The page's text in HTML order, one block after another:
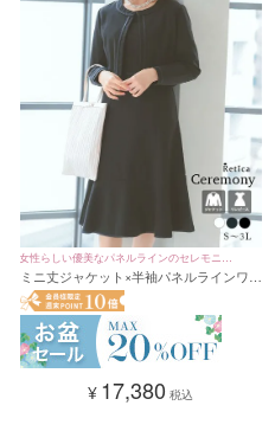
女性らしい優美なパネルラインのセレモニー
スーツ♪
ミニ丈ジャケット×半袖パネルラインワン
ピースシンプルワンカラーセレモニース
ーツ (S～XXLサイズ)
¥ 17,380 税込